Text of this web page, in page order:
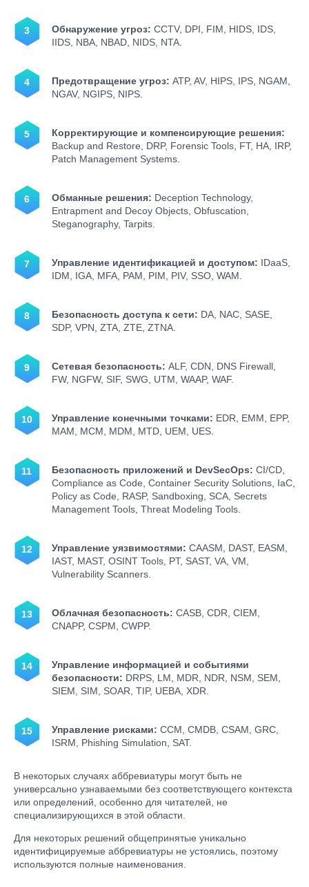
Обнаружение угроз: CCTV, DPI, FIM, HIDS, IDS,
IIDS, NBA, NBAD, NIDS, NTA.
Предотвращение угроз: ATP, AV, HIPS, IPS, NGAM,
NGAV, NGIPS, NIPS.
Корректирующие и компенсирующие решения:
Backup and Restore, DRP, Forensic Tools, FT, HA, IRP,
Patch Management Systems.
Обманные решения: Deception Technology,
Entrapment and Decoy Objects, Obfuscation,
Steganography, Tarpits.
Управление идентификацией и доступом: IDaaS,
IDM, IGA, MFA, PAM, PIM, PIV, SSO, WAM.
Безопасность доступа к сети: DA, NAC, SASE,
SDP, VPN, ZTA, ZTE, ZTNA.
Сетевая безопасность: ALF, CDN, DNS Firewall,
FW, NGFW, SIF, SWG, UTM, WAAP, WAF.
Управление конечными точками: EDR, EMM, EPP,
MAM, MCM, MDM, MTD, UEM, UES.
Безопасность приложений и DevSecOps: CI/CD,
Compliance as Code, Container Security Solutions, IaC,
Policy as Code, RASP, Sandboxing, SCA, Secrets
Management Tools, Threat Modeling Tools.
Управление уязвимостями: CAASM, DAST, EASM,
IAST, MAST, OSINT Tools, PT, SAST, VA, VM,
Vulnerability Scanners.
Облачная безопасность: CASB, CDR, CIEM,
CNAPP, CSPM, CWPP.
Управление информацией и событиями
безопасности: DRPS, LM, MDR, NDR, NSM, SEM,
SIEM, SIM, SOAR, TIP, UEBA, XDR.
Управление рисками: CCM, CMDB, CSAM, GRC,
ISRM, Phishing Simulation, SAT.
В некоторых случаях аббревиатуры могут быть не
универсально узнаваемыми без соответствующего контекста
или определений, особенно для читателей, не
специализирующихся в этой области.
Для некоторых решений общепринятые уникально
идентифицируемые аббревиатуры не устоялись, поэтому
используются полные наименования.